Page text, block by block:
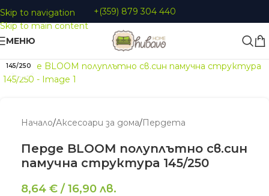
Skip to navigation
Skip to main content
+(359) 879 304 440
МЕНЮ
145/250 Увеличи
Начало/Аксесоари за дома/Пердета
Перде BLOOM полуплътно св.син
памучна структура 145/250
8,64 € /16,90 лв.